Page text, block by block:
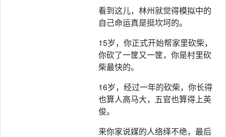
看到这儿，林州就觉得模拟中的
自己命运真是挺坎坷的。
15岁，你正式开始帮家里砍柴，
你砍了一筐又一筐，你是村里砍
柴最快的。
16岁，经过一年的砍柴，你长得
也算人高马大，五官也算得上英
俊。
来你家说媒的人络绎不绝，最后